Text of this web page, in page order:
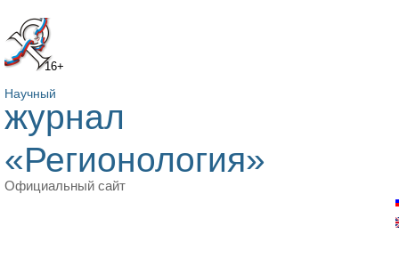
16+
Научный
журнал
«Регионология»
Официальный сайт